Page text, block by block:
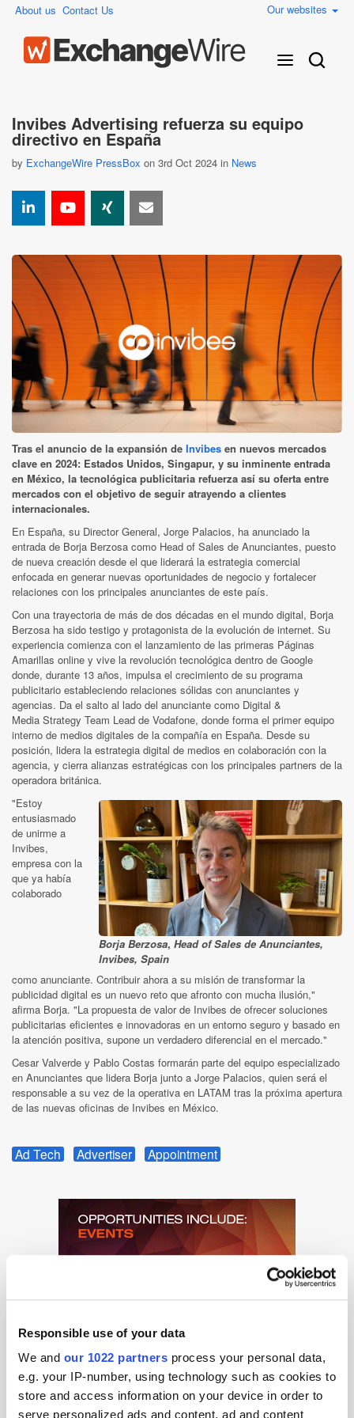
Responsible use of your data
We and our 1022 partners process your personal data,
e.g. your IP-number, using technology such as cookies to
store and access information on your device in order to
serve personalized ads and content, ad and content
About us Contact Us Our websites
Invibes Advertising refuerza su equipo
directivo en España
by ExchangeWire PressBox on 3rd Oct 2024 in News
Tras el anuncio de la expansión de Invibes en nuevos mercados
clave en 2024: Estados Unidos, Singapur, y su inminente entrada
en México, la tecnológica publicitaria refuerza así su oferta entre
mercados con el objetivo de seguir atrayendo a clientes
internacionales.
En España, su Director General, Jorge Palacios, ha anunciado la
entrada de Borja Berzosa como Head of Sales de Anunciantes, puesto
de nueva creación desde el que liderará la estrategia comercial
enfocada en generar nuevas oportunidades de negocio y fortalecer
relaciones con los principales anunciantes de este país.
Con una trayectoria de más de dos décadas en el mundo digital, Borja
Berzosa ha sido testigo y protagonista de la evolución de internet. Su
experiencia comienza con el lanzamiento de las primeras Páginas
Amarillas online y vive la revolución tecnológica dentro de Google
donde, durante 13 años, impulsa el crecimiento de su programa
publicitario estableciendo relaciones sólidas con anunciantes y
agencias. Da el salto al lado del anunciante como Digital &
Media Strategy Team Lead de Vodafone, donde forma el primer equipo
interno de medios digitales de la compañía en España. Desde su
posición, lidera la estrategia digital de medios en colaboración con la
agencia, y cierra alianzas estratégicas con los principales partners de la
operadora británica.
Borja Berzosa, Head of Sales de Anunciantes,
Invibes, Spain
"Estoy
entusiasmado
de unirme a
Invibes,
empresa con la
que ya había
colaborado
como anunciante. Contribuir ahora a su misión de transformar la
publicidad digital es un nuevo reto que afronto con mucha ilusión,"
afirma Borja. "La propuesta de valor de Invibes de ofrecer soluciones
publicitarias eficientes e innovadoras en un entorno seguro y basado en
la atención positiva, supone un verdadero diferencial en el mercado."
Cesar Valverde y Pablo Costas formarán parte del equipo especializado
en Anunciantes que lidera Borja junto a Jorge Palacios, quien será el
responsable a su vez de la operativa en LATAM tras la próxima apertura
de las nuevas oficinas de Invibes en México.
Ad Tech Advertiser Appointment